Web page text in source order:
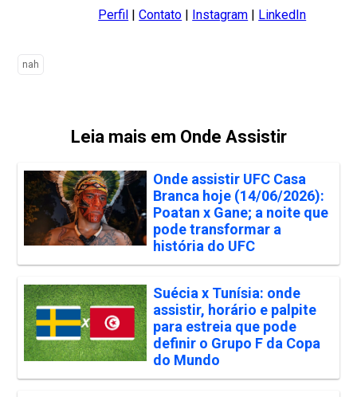
Perfil |Contato | Instagram | LinkedIn
nah
Leia mais em Onde Assistir
Onde assistir UFC Casa
Branca hoje (14/06/2026):
Poatan x Gane; a noite que
pode transformar a
história do UFC
Suécia x Tunísia: onde
assistir, horário e palpite
para estreia que pode
definir o Grupo F da Copa
do Mundo